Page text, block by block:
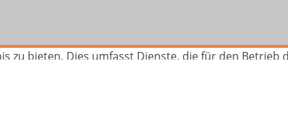
zu bieten. Dies umfasst Dienste, die für den